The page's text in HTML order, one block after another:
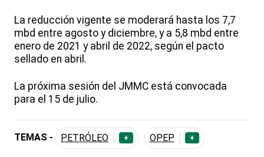
La reducción vigente se moderará hasta los 7,7
mbd entre agosto y diciembre, y a 5,8 mbd entre
enero de 2021 y abril de 2022, según el pacto
sellado en abril.
La próxima sesión del JMMC está convocada
para el 15 de julio.
TEMAS - PETRÓLEO + OPEP +